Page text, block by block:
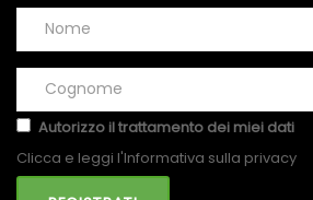
Autorizzo il trattamento dei miei dati
Clicca e leggi l'Informativa sulla privacy